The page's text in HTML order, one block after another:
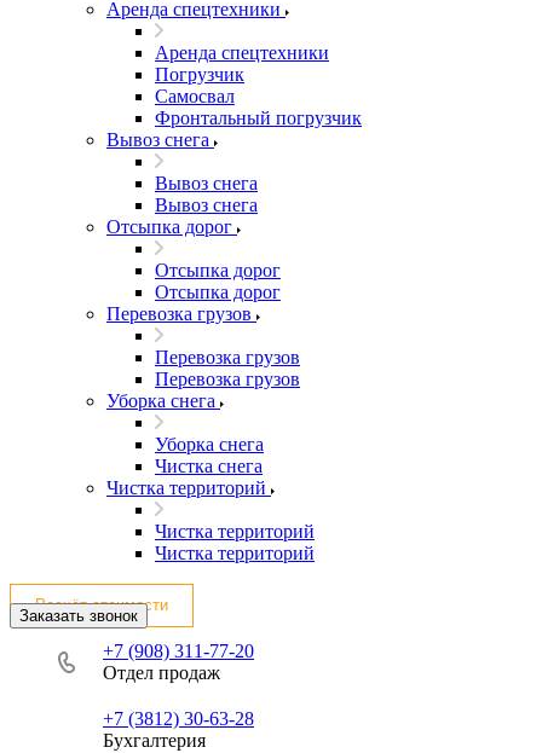
Аренда спецтехники
Аренда спецтехники
Погрузчик
Самосвал
Фронтальный погрузчик
Вывоз снега
Вывоз снега
Вывоз снега
Отсыпка дорог
Отсыпка дорог
Отсыпка дорог
Перевозка грузов
Перевозка грузов
Перевозка грузов
Уборка снега
Уборка снега
Чистка снега
Чистка территорий
Чистка территорий
Чистка территорий
Расчёт стоимости
Заказать звонок
+7 (908) 311-77-20
Отдел продаж
+7 (3812) 30-63-28
Бухгалтерия